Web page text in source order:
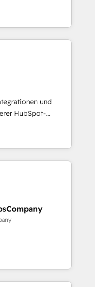
support to
remotely
UK.
des Hubs
et Operations) pour
et orientée
paramétrage
existants -
en
et
les équipes
des pipelines
de structures
portail HubSpot en
und
HubSpot-
Wir sorgen
und
bestehende
Qualifizierung,
langfristig
HubSpot-
für nachhaltige